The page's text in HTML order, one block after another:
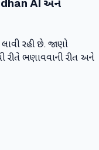
AI અને
લાવી રહી છે. જાણો
ભણાવવાની રીત અને